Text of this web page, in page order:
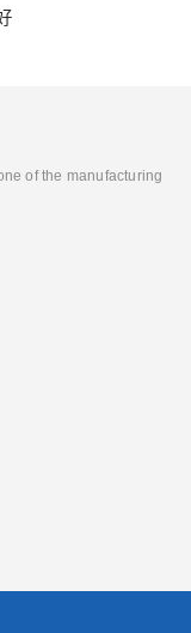
of the manufacturing